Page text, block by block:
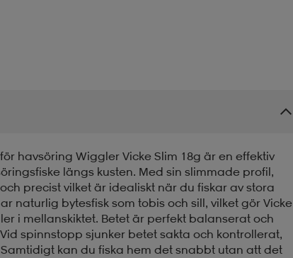
havsöring Wiggler Vicke Slim 18g är en effektiv
längs kusten. Med sin slimmade profil,
precist vilket är idealiskt när du fiskar av stora
naturlig bytesfisk som tobis och sill, vilket gör Vicke
i mellanskiktet. Betet är perfekt balanserat och
spinnstopp sjunker betet sakta och kontrollerat,
kan du fiska hem det snabbt utan att det